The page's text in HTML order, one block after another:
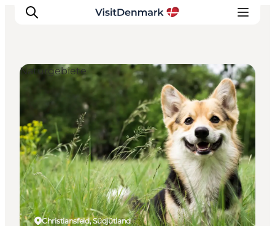
Inspiration
Regionen
Erlebnisse
Unterkünfte
Reiseplanung
Christiansfeld, Südjütland
Naturgebiete